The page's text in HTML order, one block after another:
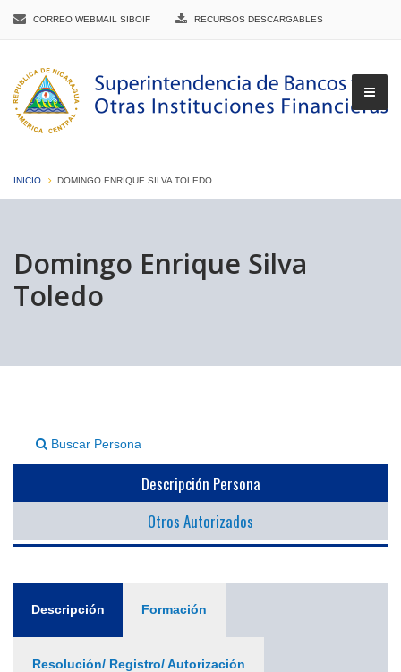
CORREO WEBMAIL SIBOIF RECURSOS DESCARGABLES
INICIO DOMINGO ENRIQUE SILVA TOLEDO
Domingo Enrique Silva
Toledo
Buscar Persona
Descripción Persona
Otros Autorizados
Descripción (solapaFormación
Resolución/ Registro/ Autorización